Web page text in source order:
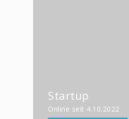
Startup
Online seit 4.10.2022